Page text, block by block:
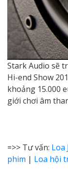
Stark Audio sẽ
Hi-end Show
khoảng 15.000
giới chơi âm
=>> Tư vấn: Loa
phim | Loa hội